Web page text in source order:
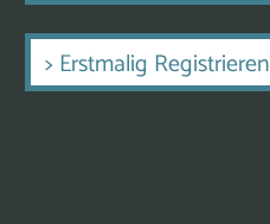
> Erstmalig Registrieren